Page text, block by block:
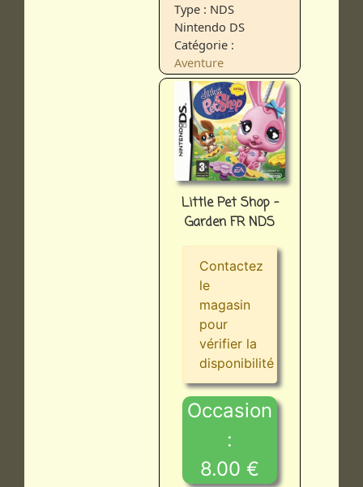
Type : NDS
Nintendo DS
Catégorie :
Aventure
Little Pet Shop -
Garden FR NDS
Contactez
le
magasin
pour
vérifier la
disponibilité
Occasion
:
8.00 €